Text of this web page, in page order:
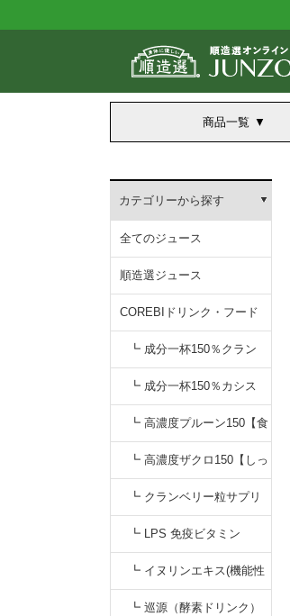
商品一覧
カテゴリーから探す
全てのジュース
順造選ジュース
COREBIドリンク・フード
┗ 成分一杯150％クラン
無添加クランベリー150
【すっきりキナ酸】
┗ 成分一杯150％カシス
無添加カシスジュース【く
っきりアントシアニン】
┗ 高濃度プルーン150【食
物繊維&鉄分】プルーンジ
ュース
┗ 高濃度ザクロ150【しっ
かりエラグ酸】無添加
┗ クランベリー粒サプリ
┗ LPS 免疫ビタミン
┗ イヌリンエキス(機能性
食品)
┗ 巡源（酵素ドリンク）